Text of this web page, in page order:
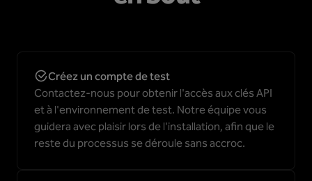
Créez un compte de test
Contactez-nous pour obtenir l'accès aux clés API
et à l'environnement de test. Notre équipe vous
guidera avec plaisir lors de l'installation, afin que le
reste du processus se déroule sans accroc.